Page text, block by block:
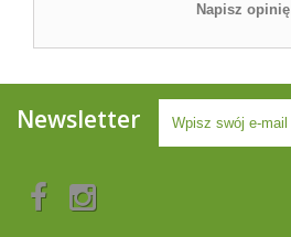
Napisz opinię
Newsletter